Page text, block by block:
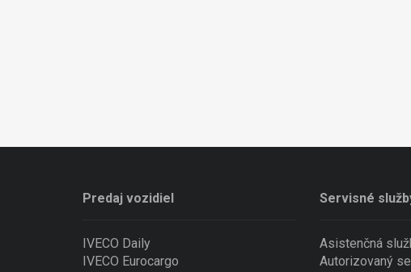
Predaj vozidiel
IVECO Daily
IVECO Eurocargo
Servisné
Asistenčná
Autorizovaný